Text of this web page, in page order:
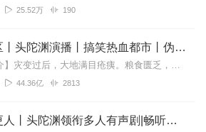
25.52万 190
第九特区丨头陀渊演播丨搞笑热血都市丨伪戒丨VIP免费多人有声剧
【内容简介】灾变过后，大地满目疮痍。粮食匮乏，资源紧俏，局势混乱……一位从待规划区杀出来的青年，背对着漫天黄沙，孤身来到九区谋生，却不曾想偶然结识三五好友，一念...
44.36亿 2813
大奉打更人丨头陀渊领衔多人有声剧|畅听全集|王鹤棣、田曦薇主演影视剧原著|卖报小郎君